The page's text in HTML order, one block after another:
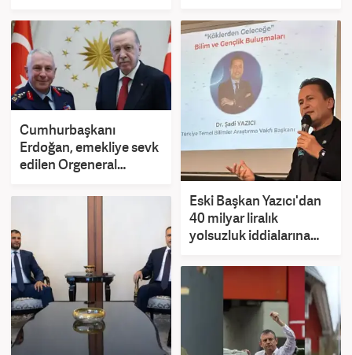
Cumhurbaşkanı
Erdoğan, emekliye sevk
edilen Orgeneral
Eski Başkan Yazıcı'dan
40 milyar liralık
yolsuzluk iddialarına